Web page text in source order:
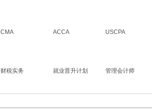
CMA ACCA USCPA
财税实务 就业晋升计划 管理会计师